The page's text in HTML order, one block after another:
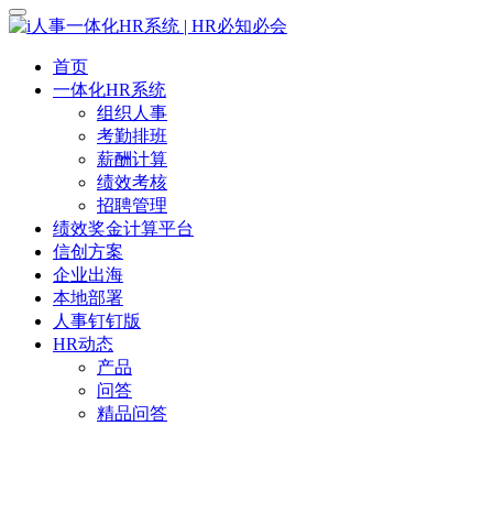
首页
一体化HR系统
组织人事
考勤排班
薪酬计算
绩效考核
招聘管理
绩效奖金计算平台
信创方案
企业出海
本地部署
人事钉钉版
HR动态
产品
问答
精品问答